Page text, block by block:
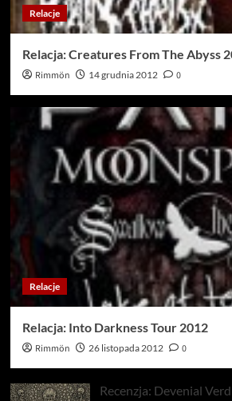
Relacje
Relacja: Creatures From The Abyss
Rimmön 14 grudnia 2012 0
Relacje
Relacja: Into Darkness Tour 2012
Rimmön 26 listopada 2012 0
Recenzja: Devenial